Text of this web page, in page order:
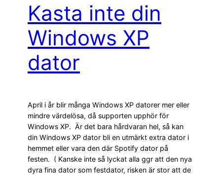
Kasta inte din
Windows XP
dator
April i år blir många Windows XP datorer mer eller
mindre värdelösa, då supporten upphör för
Windows XP. Är det bara hårdvaran hel, så kan
din Windows XP dator bli en utmärkt extra dator i
hemmet eller vara den där Spotify dator på
festen. ( Kanske inte så lyckat alla ggr att den nya
dyra fina dator som festdator, risken är stor att de